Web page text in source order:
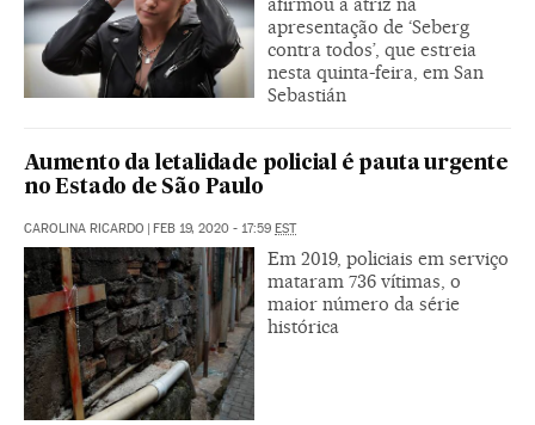
apresentação de ‘Seberg
contra todos’, que estreia
nesta quinta-feira, em San
Sebastián
Aumento da letalidade policial é pauta urgente
no Estado de São Paulo
CAROLINA RICARDO | FEB 19, 2020 - 17:59 EST
Em 2019, policiais em serviço
mataram 736 vítimas, o
maior número da série
histórica